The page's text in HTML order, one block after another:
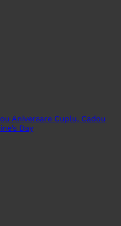
Aniversare Cuplu, Cadou
Day